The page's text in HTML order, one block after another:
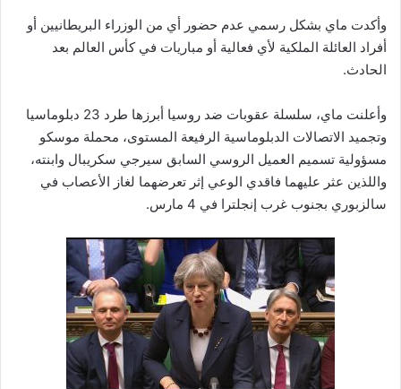
وأكدت ماي بشكل رسمي عدم حضور أي من الوزراء البريطانيين أو
أفراد العائلة الملكية لأي فعالية أو مباريات في كأس العالم بعد
الحادث.
وأعلنت ماي، سلسلة عقوبات ضد روسيا أبرزها طرد 23 دبلوماسيا
وتجميد الاتصالات الدبلوماسية الرفيعة المستوى، محملة موسكو
مسؤولية تسميم العميل الروسي السابق سيرجي سكريبال وابنته،
واللذين عثر عليهما فاقدي الوعي إثر تعرضهما لغاز الأعصاب في
سالزبوري بجنوب غرب إنجلترا في 4 مارس.